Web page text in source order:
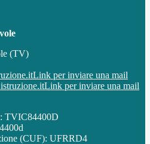
(TV)
Link per inviare una mail
Link per inviare una mail
TVIC84400D
(CUF): UFRRD4